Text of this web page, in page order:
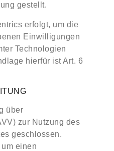
gestellt.
erfolgt, um die
Einwilligungen
Technologien
hierfür ist Art. 6
über
zur Nutzung des
geschlossen.
einen